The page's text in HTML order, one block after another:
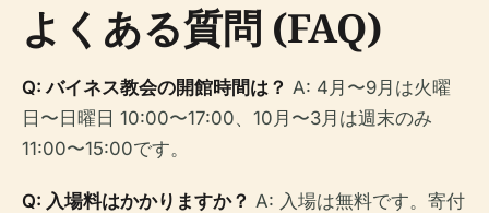
よくある質問 (FAQ)
Q: バイネス教会の開館時間は？ A: 4月〜9月は火曜
日〜日曜日 10:00〜17:00、10月〜3月は週末のみ
11:00〜15:00です。
Q: 入場料はかかりますか？ A: 入場は無料です。寄付